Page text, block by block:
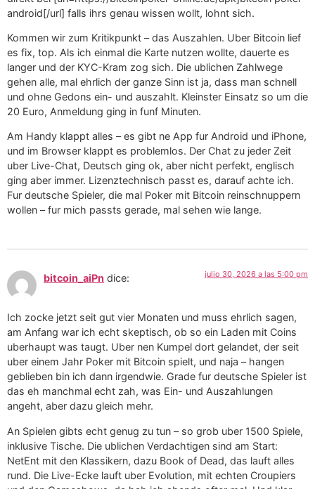
android[/url] falls ihrs genau wissen wollt, lohnt sich.
Kommen wir zum Kritikpunkt – das Auszahlen. Uber Bitcoin lief
es fix, top. Als ich einmal die Karte nutzen wollte, dauerte es
langer und der KYC-Kram zog sich. Die ublichen Zahlwege
gehen alle, mal ehrlich der ganze Sinn ist ja, dass man schnell
und ohne Gedons ein- und auszahlt. Kleinster Einsatz so um die
20 Euro, Anmeldung ging in funf Minuten.
Am Handy klappt alles – es gibt ne App fur Android und iPhone,
und im Browser klappt es problemlos. Der Chat zu jeder Zeit
uber Live-Chat, Deutsch ging ok, aber nicht perfekt, englisch
ging aber immer. Lizenztechnisch passt es, darauf achte ich.
Fur deutsche Spieler, die mal Poker mit Bitcoin reinschnuppern
wollen – fur mich passts gerade, mal sehen wie lange.
bitcoin_aiPn dice: julio 30, 2026 a las 5:00 pm
Ich zocke jetzt seit gut vier Monaten und muss ehrlich sagen,
am Anfang war ich echt skeptisch, ob so ein Laden mit Coins
uberhaupt was taugt. Uber nen Kumpel dort gelandet, der seit
uber einem Jahr Poker mit Bitcoin spielt, und naja – hangen
geblieben bin ich dann irgendwie. Grade fur deutsche Spieler ist
das eh manchmal echt zah, was Ein- und Auszahlungen
angeht, aber dazu gleich mehr.
An Spielen gibts echt genug zu tun – so grob uber 1500 Spiele,
inklusive Tische. Die ublichen Verdachtigen sind am Start:
NetEnt mit den Klassikern, dazu Book of Dead, das lauft alles
rund. Die Live-Ecke lauft uber Evolution, mit echten Croupiers